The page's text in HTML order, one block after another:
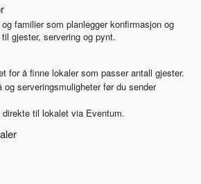
familier som planlegger konfirmasjon og
gjester, servering og pynt.
for å finne lokaler som passer antall gjester.
og serveringsmuligheter før du sender
direkte til lokalet via Eventum.